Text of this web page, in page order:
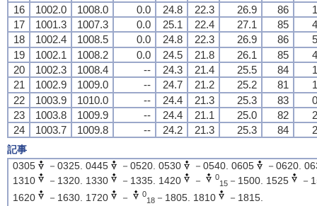
16
1002.0 1008.0 0.0 24.8 22.3 26.9 86
17
1001.3 1007.3 0.0 25.1 22.4 27.1 85
18
1002.4 1008.5 0.0 24.8 22.3 26.9 86
19
1002.1 1008.2 0.0 24.5 21.8 26.1 85
20
1002.3 1008.4 -- 24.3 21.4 25.5 84
21
1002.9 1009.0 -- 24.7 21.2 25.2 81
22
1003.9 1010.0 -- 24.4 21.3 25.3 83
23
1003.8 1009.9 -- 24.4 21.1 25.0 82
24
1003.7 1009.8 -- 24.2 21.3 25.3 84
記事
0305
－0325. 0445 －0520. 0530 －0540. 0605
－0620.
1310
－1320. 1330 －1335. 1420 － 0
15－1500. 1525
－
1620
－1630. 1720 － 0
18－1805. 1810 －1815.